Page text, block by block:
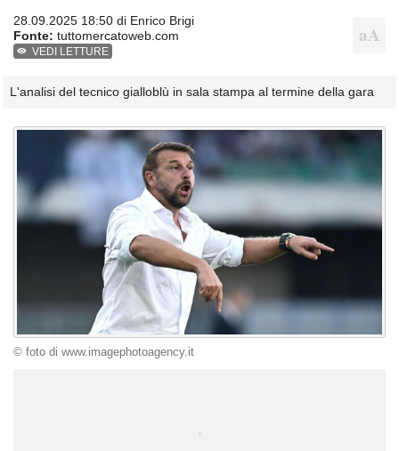
28.09.2025 18:50 di Enrico Brigi
Fonte: tuttomercatoweb.com
VEDI LETTURE
L'analisi del tecnico gialloblù in sala stampa al termine della gara
© foto di www.imagephotoagency.it